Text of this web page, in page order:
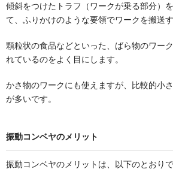
傾斜をつけたトラフ（ワークが乗る部分）
て、ふりかけのような要領でワークを搬送
顆粒状の食品などといった、ばら物のワー
れているのをよく目にします。
かさ物のワークにも使えますが、比較的小
が多いです。
振動コンベヤのメリット
振動コンベヤのメリットは、以下のとおりで